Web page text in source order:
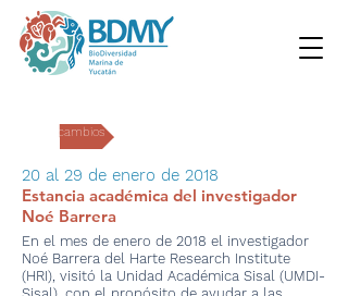
Intercambios
20 al 29 de enero de 2018
Estancia académica del investigador
Noé Barrera
En el mes de enero de 2018 el investigador
Noé Barrera del Harte Research Institute
(HRI), visitó la Unidad Académica Sisal (UMDI-